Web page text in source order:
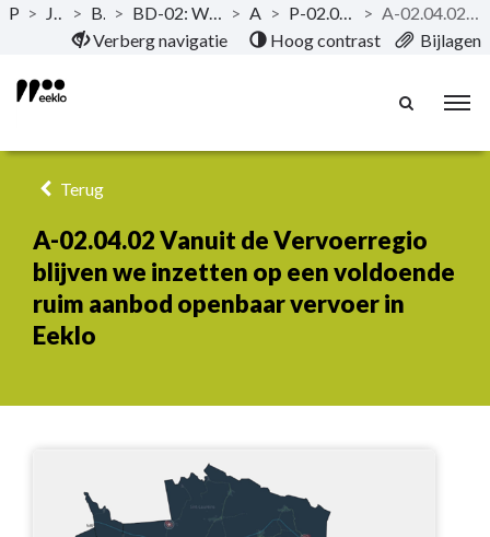
Naar hoofdinhoud
Publicaties> Jaarrekening 2023 > Beleidsevaluatie > BD-02: We bouwen aan een verkeersveilige stad om Eeklo meer (be)leefbaar te maken voor iedereen > Actieplannen> P-02.04: We faciliteren de 'Modal Shift' (veranderingen in vervoerswijze) >
A-02.04.02 Vanuit de Vervoerregio blijven we inzetten op een voldoende ruim aanbod openbaar vervoer in Eeklo
Verberg navigatie
Hoog contrast Bijlagen
Terug
A-02.04.02 Vanuit de Vervoerregio
blijven we inzetten op een voldoende
ruim aanbod openbaar vervoer in
Eeklo